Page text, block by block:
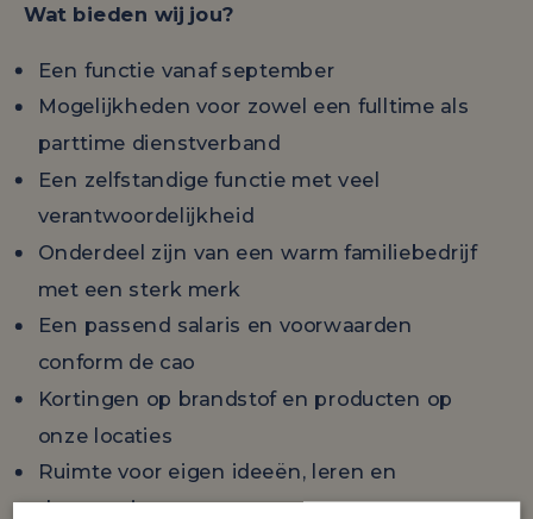
Wat bieden wij jou?
Een functie vanaf september
Mogelijkheden voor zowel een fulltime als
parttime dienstverband
Een zelfstandige functie met veel
verantwoordelijkheid
Onderdeel zijn van een warm familiebedrijf
met een sterk merk
Een passend salaris en voorwaarden
conform de cao
Kortingen op brandstof en producten op
onze locaties
Ruimte voor eigen ideeën, leren en
doorgroeien